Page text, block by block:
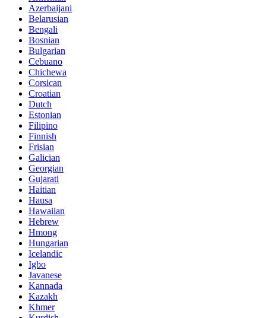
Azerbaijani
Belarusian
Bengali
Bosnian
Bulgarian
Cebuano
Chichewa
Corsican
Croatian
Dutch
Estonian
Filipino
Finnish
Frisian
Galician
Georgian
Gujarati
Haitian
Hausa
Hawaiian
Hebrew
Hmong
Hungarian
Icelandic
Igbo
Javanese
Kannada
Kazakh
Khmer